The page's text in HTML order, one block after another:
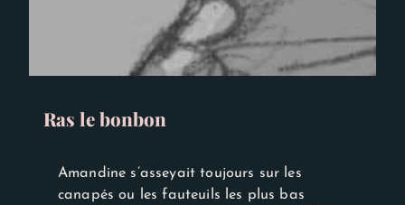
Ras le bonbon
Amandine s’asseyait toujours sur les
canapés ou les fauteuils les plus bas